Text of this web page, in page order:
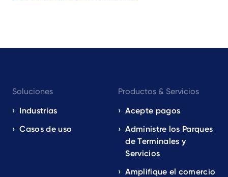
navigation
EN
Soluciones
Industrias
Casos de uso
Productos & Servicios
Acepte pagos
Administre los Parques
de Terminales y
Servicios
Amplifique el comercio